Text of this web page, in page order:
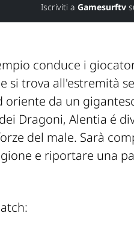
Iscriviti a Gamesurftv
conduce i
si trova all'estremità
oriente da un
Dragoni, Alentia é
del male. Sarà
e riportare una